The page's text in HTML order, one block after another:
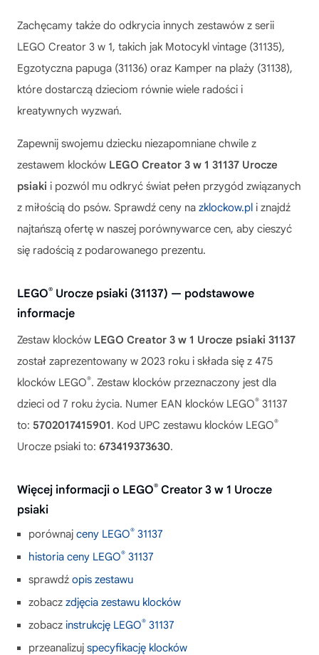
Zachęcamy także do odkrycia innych zestawów z serii
LEGO Creator 3 w 1, takich jak Motocykl vintage (31135),
Egzotyczna papuga (31136) oraz Kamper na plaży (31138),
które dostarczą dzieciom równie wiele radości i
kreatywnych wyzwań.
Zapewnij swojemu dziecku niezapomniane chwile z
zestawem klocków LEGO Creator 3 w 1 31137 Urocze
psiaki i pozwól mu odkryć świat pełen przygód związanych
z miłością do psów. Sprawdź ceny na zklockow.pl i znajdź
najtańszą ofertę w naszej porównywarce cen, aby cieszyć
się radością z podarowanego prezentu.
LEGO® Urocze psiaki (31137) — podstawowe
informacje
Zestaw klocków LEGO Creator 3 w 1 Urocze psiaki 31137
został zaprezentowany w 2023 roku i składa się z 475
klocków LEGO®. Zestaw klocków przeznaczony jest dla
dzieci od 7 roku życia. Numer EAN klocków LEGO® 31137
to: 5702017415901. Kod UPC zestawu klocków LEGO®
Urocze psiaki to: 673419373630.
Więcej informacji o LEGO® Creator 3 w 1 Urocze
psiaki
porównaj ceny LEGO® 31137
historia ceny LEGO® 31137
sprawdź opis zestawu
zobacz zdjęcia zestawu klocków
zobacz instrukcję LEGO® 31137
przeanalizuj specyfikację klocków